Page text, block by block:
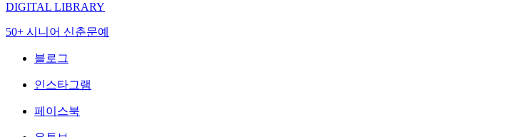
DIGITAL LIBRARY
50+ 시니어 신춘문예
블로그
인스타그램
페이스북